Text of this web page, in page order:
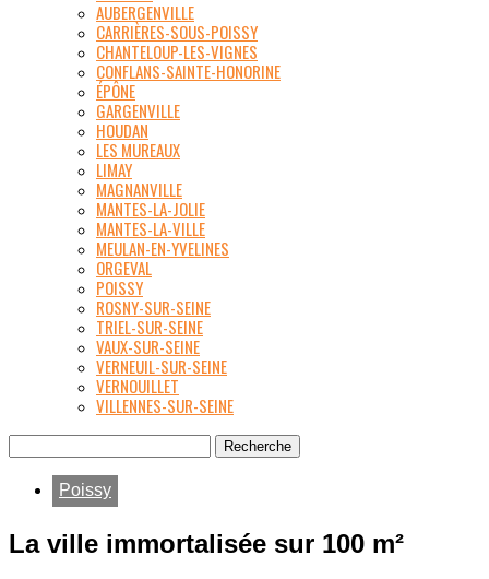
AUBERGENVILLE
CARRIÈRES-SOUS-POISSY
CHANTELOUP-LES-VIGNES
CONFLANS-SAINTE-HONORINE
ÉPÔNE
GARGENVILLE
HOUDAN
LES MUREAUX
LIMAY
MAGNANVILLE
MANTES-LA-JOLIE
MANTES-LA-VILLE
MEULAN-EN-YVELINES
ORGEVAL
POISSY
ROSNY-SUR-SEINE
TRIEL-SUR-SEINE
VAUX-SUR-SEINE
VERNEUIL-SUR-SEINE
VERNOUILLET
VILLENNES-SUR-SEINE
Poissy
La ville immortalisée sur 100 m²